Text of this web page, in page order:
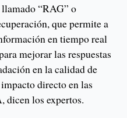
“RAG” o
que permite a
en tiempo real
mejorar las respuestas
en la calidad de
directo en las
dicen los expertos.